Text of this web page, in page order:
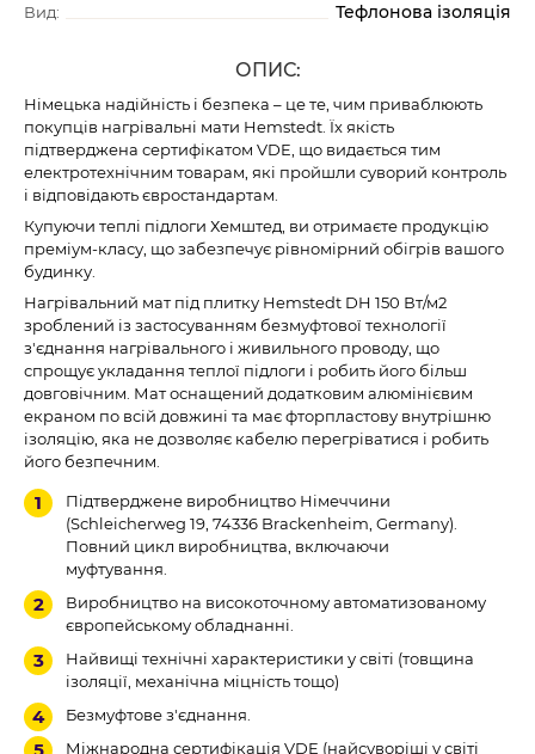
Вид: Тефлонова ізоляція
ОПИС:
Німецька надійність і безпека – це те, чим приваблюють
покупців нагрівальні мати Hemstedt. Їх якість
підтверджена сертифікатом VDE, що видається тим
електротехнічним товарам, які пройшли суворий контроль
і відповідають євростандартам.
Купуючи теплі підлоги Хемштед, ви отримаєте продукцію
преміум-класу, що забезпечує рівномірний обігрів вашого
будинку.
Нагрівальний мат під плитку Hemstedt DH 150 Вт/м2
зроблений із застосуванням безмуфтової технології
з'єднання нагрівального і живильного проводу, що
спрощує укладання теплої підлоги і робить його більш
довговічним. Мат оснащений додатковим алюмінієвим
екраном по всій довжині та має фторпластову внутрішню
ізоляцію, яка не дозволяє кабелю перегріватися і робить
його безпечним.
Підтверджене виробництво Німеччини
(Schleicherweg 19, 74336 Brackenheim, Germany).
Повний цикл виробництва, включаючи
муфтування.
Виробництво на високоточному автоматизованому
європейському обладнанні.
Найвищі технічні характеристики у світі (товщина
ізоляції, механічна міцність тощо)
Безмуфтове з'єднання.
Міжнародна сертифікація VDE (найсуворіші у світі